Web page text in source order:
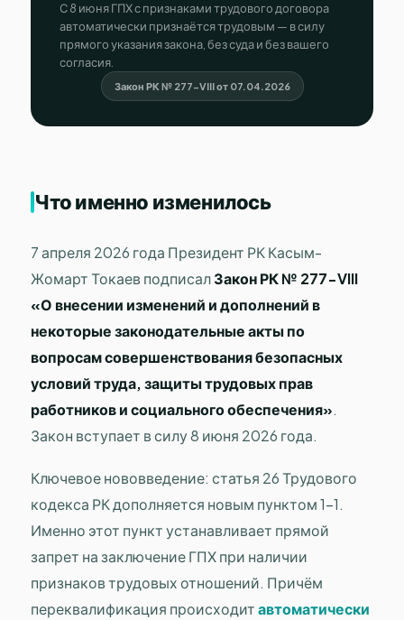
С 8 июня ГПХ с признаками трудового договора
автоматически признаётся трудовым — в силу
прямого указания закона, без суда и без вашего
согласия.
Закон РК № 277-VIII от 07.04.2026
Что именно изменилось
7 апреля 2026 года Президент РК Касым-
Жомарт Токаев подписалЗакон РК № 277-VIII
«О внесении изменений и дополнений в
некоторые законодательные акты по
вопросам совершенствования безопасных
условий труда, защиты трудовых прав
работников и социального обеспечения».
Закон вступает в силу 8 июня 2026 года.
Ключевое нововведение: статья 26 Трудового
кодекса РК дополняется новым пунктом 1-1.
Именно этот пункт устанавливает прямой
запрет на заключение ГПХ при наличии
признаков трудовых отношений. Причём
переквалификация происходитавтоматически